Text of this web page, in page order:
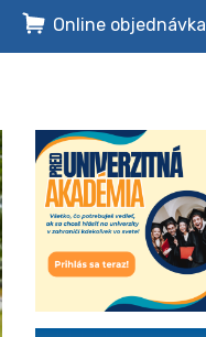
Online objednávka